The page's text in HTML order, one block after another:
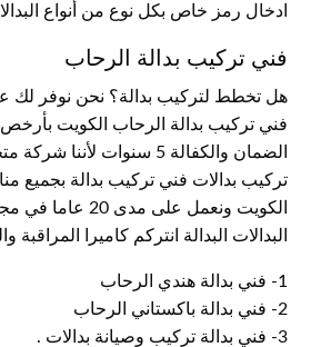
ادخال رمز خاص بكل نوع من أنواع
فني تركيب بدالة الرحاب
هل تخطط لتركيب بدالة؟ نحن نوفر لك
فني تركيب بدالة الرحاب الكويت
الضمان والكفالة 5 سنوات
تركيب بدالات فني تركيب بدالة بجميع
الكويت ونعمل على
البدالات البدالة انتركم كاميرا المراقبة
1- فني بدالة هندي الرحاب
2- فني بدالة باكستاني الرحاب
3- فني بدالة تركيب وصيانة بدالات .